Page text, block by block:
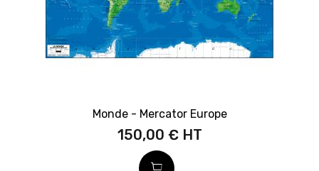
Monde - Mercator Europe
150,00 €